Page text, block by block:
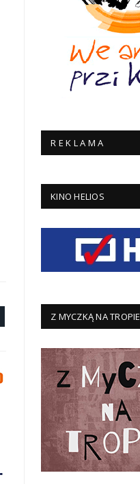
R E K L A M A
KINO HELIOS
Z MYCZKĄ NA TROPIE